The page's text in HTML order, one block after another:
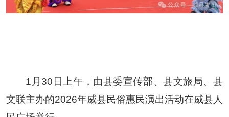
1月30日上午，由县委宣传部、县文旅局、县
文联主办的2026年威县民俗惠民演出活动在威县人